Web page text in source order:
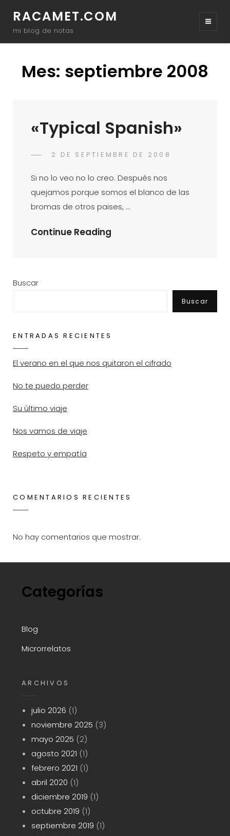
RACAMET.COM
mi blog de notas
Mes: septiembre 2008
«Typical Spanish»
POSTED
2 DE SEPTIEMBRE DE 2008
Si no lo veo no lo creo. Después nos
quejamos porque somos el blanco de las
bromas de otros paises, …
Continue Reading
Buscar
Buscar
ENTRADAS RECIENTES
El verano en el que nos quitaron el cifrado
No te puedo perder
Su último viaje
Nos vamos de viaje
Respeto y empatía
COMENTARIOS RECIENTES
No hay comentarios que mostrar.
Categorías
Blog
Microrrelatos
ARCHIVOS
julio 2026 (1)
noviembre 2025 (3)
mayo 2025 (2)
agosto 2021 (1)
febrero 2021 (1)
abril 2020 (1)
diciembre 2019 (1)
octubre 2019 (1)
septiembre 2019 (1)